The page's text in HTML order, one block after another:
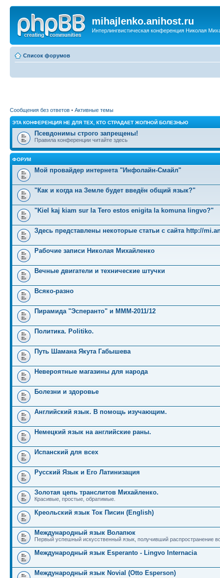
mihajlenko.anihost.ru
Интерлингвистическая конференция Николая
Список форумов
Сообщения без ответов • Активные темы
ЭТА КОНФЕРЕНЦИЯ НЕ ДЛЯ ТЕХ, КТО СТРАДАЕТ ЖОПНОЙ БОЛЕЗНЬЮ
Псевдонимы строго запрещены!
Правила конференции читайте здесь
ФОРУМ
Мой провайдер интернета "Инфолайн-Смайл"
"Как и когда на Земле будет введён общий язык?"
"Kiel kaj kiam sur la Tero estos enigita la komuna lingvo?"
Здесь представлены некоторые статьи с сайта http://
Рабочие записи Николая Михайленко
Вечные двигатели и технические штучки
Всяко-разно
Пирамида "Эсперанто" и MMM-2011/12
Политика. Politiko.
Путь Шамана Якута Габышева
Невероятные магазины для народа
Болезни и здоровье
Английский язык. В помощь изучающим.
Немецкий язык на английские раны.
Испанский для всех
Русский Язык и Его Латинизация
Золотая цепь транслитов Михайленко.
Красивые, простые, обратимые.
Креольский язык Ток Писин (English)
Международный язык Волапюк
Первый успешный искусственный язык, получивший распространение
Международный язык Esperanto - Lingvo Internacia
Международный язык Novial (Otto Esperson)